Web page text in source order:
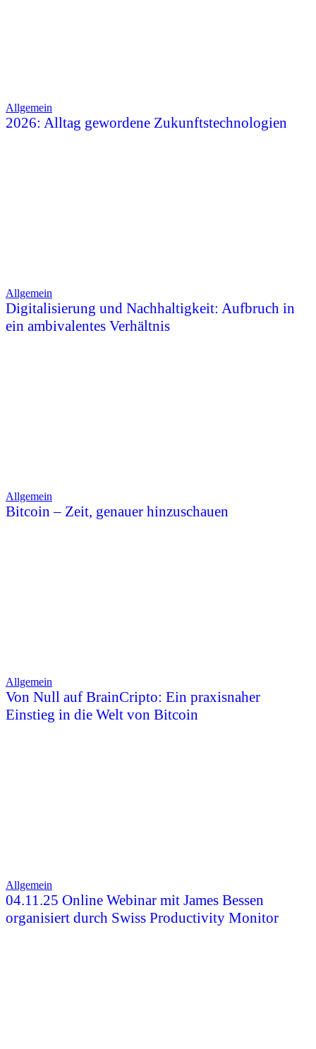
Allgemein
2026: Alltag gewordene Zukunftstechnologien
Allgemein
Digitalisierung und Nachhaltigkeit: Aufbruch in
ein ambivalentes Verhältnis
Allgemein
Bitcoin – Zeit, genauer hinzuschauen
Allgemein
Von Null auf BrainCripto: Ein praxisnaher
Einstieg in die Welt von Bitcoin
Allgemein
04.11.25 Online Webinar mit James Bessen
organisiert durch Swiss Productivity Monitor